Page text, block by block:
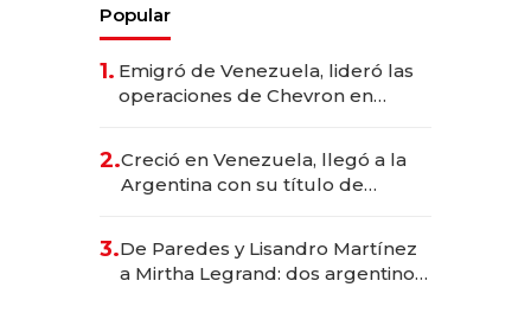
Popular
1. Emigró de Venezuela, lideró las
operaciones de Chevron en
2.Creció en Venezuela, llegó a la
Argentina con su título de
las marcas "fast premium"
3.De Paredes y Lisandro Martínez
a Mirtha Legrand: dos argentinos